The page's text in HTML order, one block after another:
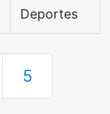
Deportes
5